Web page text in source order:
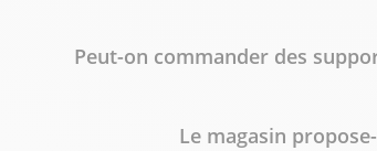
Peut-on commander des
Le magasin